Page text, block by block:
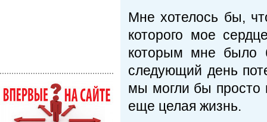
Мне хотелось бы,
которого мое
которым мне было
следующий день
мы могли бы просто
еще целая жизнь.